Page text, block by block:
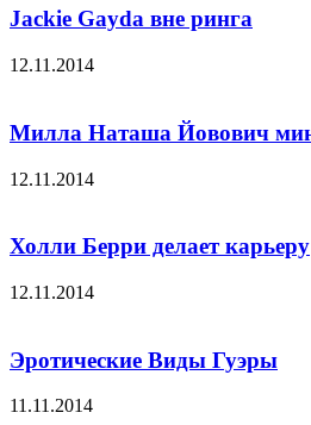
Jackie Gayda вне ринга
12.11.2014
Милла Наташа Йовович
12.11.2014
Холли Берри делает карьеру
12.11.2014
Эротические Виды Гуэры
11.11.2014